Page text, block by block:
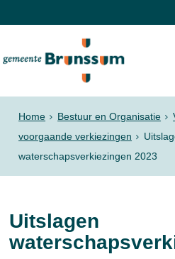
Home Bestuur en Organisatie
voorgaande verkiezingen
waterschapsverkiezingen 2023
Uitslagen